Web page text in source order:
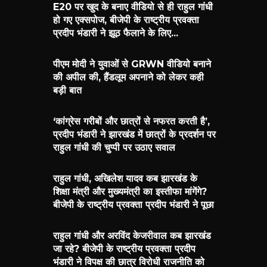
E20 पर खुद के बनाए वीडियो से ही राहुल गांधी
हो गए एक्सपोज, बीजेपी के राष्ट्रीय प्रवक्ता
प्रदीप भंडारी ने झूठ फैलाने के लिए...
पीएम मोदी ने युवाओं से GRWN वीडियो बनाने
की अपील की, हैंडलूम अपनाने को लेकर कही
बड़ी बात
‘कांग्रेस गरीबों और छात्रों से नफरत करती है’,
प्रदीप भंडारी ने झारखंड में छात्रों के प्रदर्शन पर
राहुल गांधी की चुप्पी पर उठाए सवाल
राहुल गांधी, अखिलेश यादव कब झारखंड के
शिक्षा मंत्री और मुख्यमंत्री का इस्तीफा मांगेंगे?
बीजेपी के राष्ट्रीय प्रवक्ता प्रदीप भंडारी ने पूछा
राहुल गांधी और अरविंद केजरीवाल कब झारखंड
जा रहे? बीजेपी के राष्ट्रीय प्रवक्ता प्रदीप
भंडारी ने विपक्ष की छात्र विरोधी राजनीति को